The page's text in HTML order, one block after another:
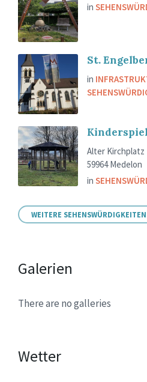
in
St.
in
Alter Kirchplatz
59964 Medelon
in
WEITERE SEHENSWÜRDIGKEITEN
Galerien
There are no galleries
Wetter